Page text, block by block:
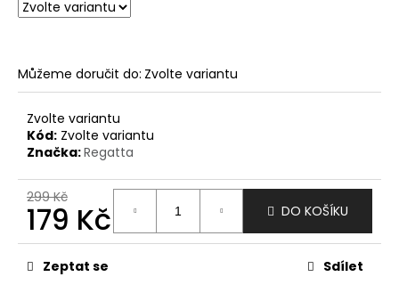
Můžeme doručit do: Zvolte variantu
Zvolte variantu
Kód: Zvolte variantu
Značka:Regatta
299 Kč
179 Kč
Měrná
cena:
DO KOŠÍKU
Zeptat se Sdílet
HLEDAT
D
o
p
o
u
č